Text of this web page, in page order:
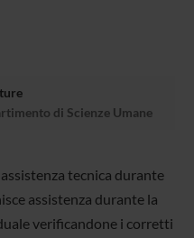
di Scienze Umane
tecnica durante
assistenza durante la
verificandone i corretti